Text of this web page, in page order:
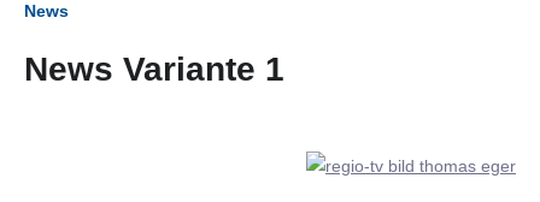
News
News Variante 1